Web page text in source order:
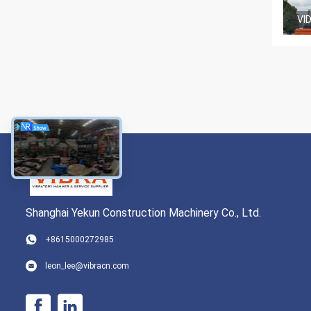
Shanghai Yekun Construction Machinery Co., Ltd.
+8615000272985
leon_lee@vibracn.com